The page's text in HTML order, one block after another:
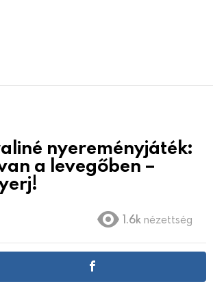
nyereményjáték:
a levegőben –
1.6k nézettség